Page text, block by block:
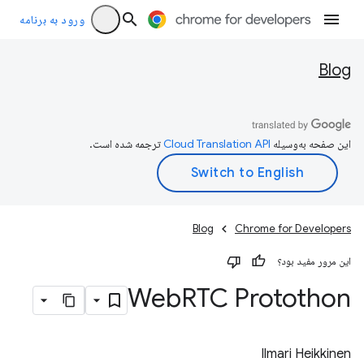
ورود به برنامه
Blog
این صفحه به‌وسیله ترجمه شده است.
Chrome for Developers
Blog
این مرور مفید بود؟
WebRTC Protothon
Ilmari Heikkinen